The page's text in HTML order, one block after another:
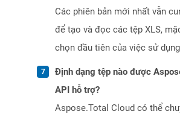
Các phiên bản mới nhất vẫn
để tạo và đọc các tệp XLS,
chọn đầu tiên của việc sử
Định dạng tệp nào được
API hỗ trợ?
Aspose.Total Cloud có thể